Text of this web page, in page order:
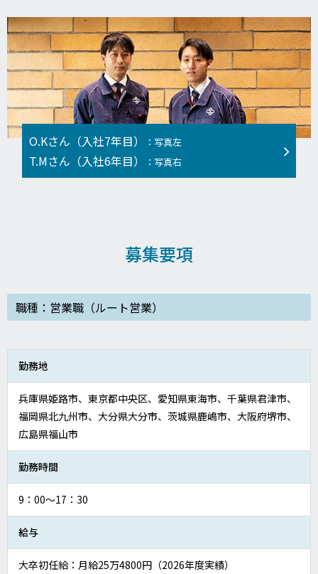
O.Kさん（入社7年目） ：写真左
T.Mさん（入社6年目） ：写真右
募集要項
職種：営業職（ルート営業）
勤務地
兵庫県姫路市、東京都中央区、愛知県東海市、千葉県君津市、
福岡県北九州市、大分県大分市、茨城県鹿嶋市、大阪府堺市、
広島県福山市
勤務時間
9：00～17：30
給与
大卒初任給：月給25万4800円（2026年度実績）